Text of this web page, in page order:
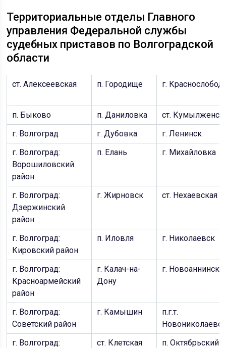
Территориальные отделы Главного
управления Федеральной службы
судебных приставов по Волгоградской
области
ст. Алексеевская п. Городище г.
п. Быково п. Даниловка
ст.
г. Волгоград
г. Дубовка
г. Ленинск
г. Волгоград:
Ворошиловский
район
п. Елань г. Михайловка
г. Волгоград:
Дзержинский
район
г. Жирновск ст. Нехаевская
г. Волгоград:
Кировский район
п. Иловля г. Николаевск
г. Волгоград:
Красноармейский
район
г. Калач-на-
Дону
г.
г. Волгоград:
Советский район
г. Камышин
п.г.т.
г. Волгоград:
ст. Клетская п. Октябрьский